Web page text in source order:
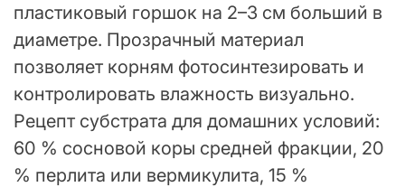
пластиковый горшок на 2–3 см больший в
диаметре. Прозрачный материал
позволяет корням фотосинтезировать и
контролировать влажность визуально.
Рецепт субстрата для домашних условий:
60 % сосновой коры средней фракции, 20
% перлита или вермикулита, 15 %